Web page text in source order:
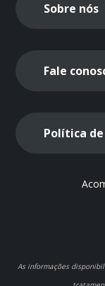
Sobre nós
Fale
Política
As informações